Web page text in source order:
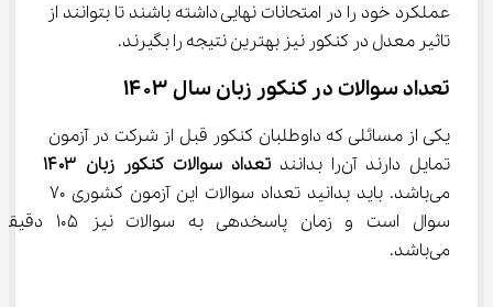
عملکرد خود را در امتحانات نهایی داشته باشند تا بتوانند از
تاثیر معدل در کنکور نیز بهترین نتیجه را بگیرند.
تعداد سوالات در کنکور زبان سال ۱۴۰۳
یکی از مسائلی که داوطلبان کنکور قبل از شرکت در آزمون
تمایل دارند آن‌را بدانند
تعداد سوالات کنکور زبان ۱۴۰۳
سوال است و زمان پاسخدهی به سوالات نیز
می‌باشد.